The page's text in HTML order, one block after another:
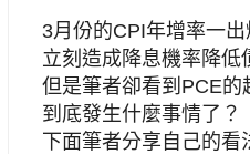
3月份的CPI年增率一
立刻造成降息機率降
但是筆者卻看到PCE
到底發生什麼事情了？
下面筆者分享自己的看